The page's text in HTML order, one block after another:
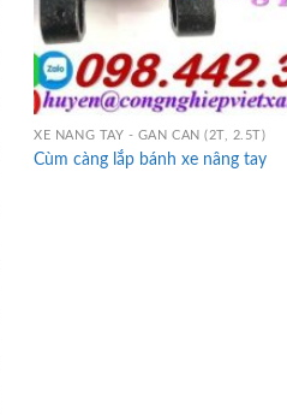
XE NÂNG TAY - GẮN CÂN (2T, 2.5T)
Cùm càng lắp bánh xe nâng tay